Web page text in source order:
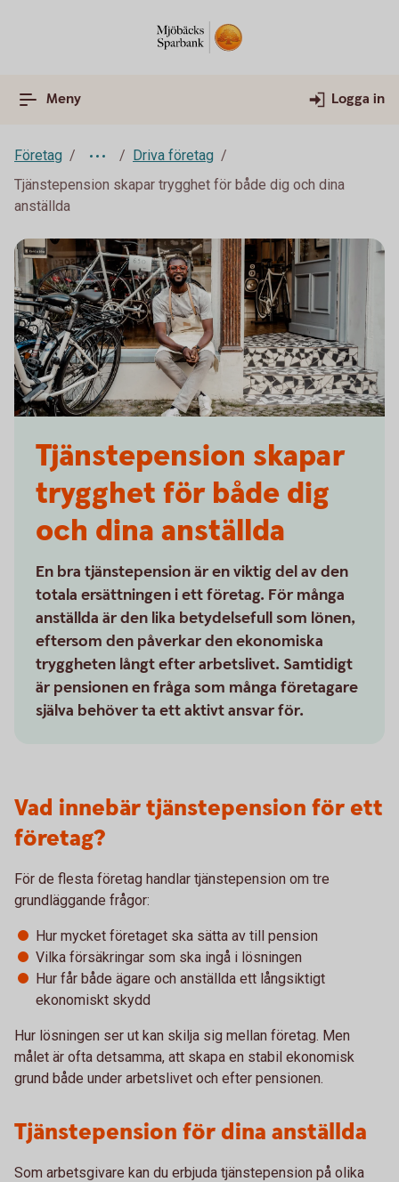
Meny Logga in
Företag
Driva företag
Tjänstepension skapar trygghet för både dig och dina
anställda
Tjänstepension skapar
trygghet för både dig
och dina anställda
En bra tjänstepension är en viktig del av den
totala ersättningen i ett företag. För många
anställda är den lika betydelsefull som lönen,
eftersom den påverkar den ekonomiska
tryggheten långt efter arbetslivet. Samtidigt
är pensionen en fråga som många företagare
själva behöver ta ett aktivt ansvar för.
Vad innebär tjänstepension för ett
företag?
För de flesta företag handlar tjänstepension om tre
grundläggande frågor:
Hur mycket företaget ska sätta av till pension
Vilka försäkringar som ska ingå i lösningen
Hur får både ägare och anställda ett långsiktigt
ekonomiskt skydd
Hur lösningen ser ut kan skilja sig mellan företag. Men
målet är ofta detsamma, att skapa en stabil ekonomisk
grund både under arbetslivet och efter pensionen.
Tjänstepension för dina anställda
Som arbetsgivare kan du erbjuda tjänstepension på olika